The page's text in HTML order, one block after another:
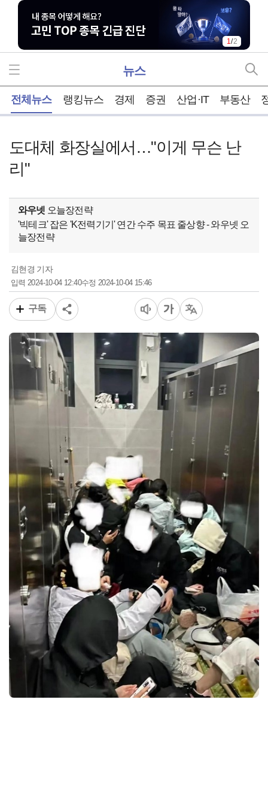
1/2
뉴스
전체뉴스 랭킹뉴스 경제 증권 산업·IT 부동산
도대체 화장실에서…"이게 무슨 난
리"
와우넷 오늘장전략
'빅테크' 잡은 'K전력기기' 연간 수주 목표 줄상향 - 와우넷 오
늘장전략
김현경 기자
입력 2024-10-04 12:40수정 2024-10-04 15:46
구독